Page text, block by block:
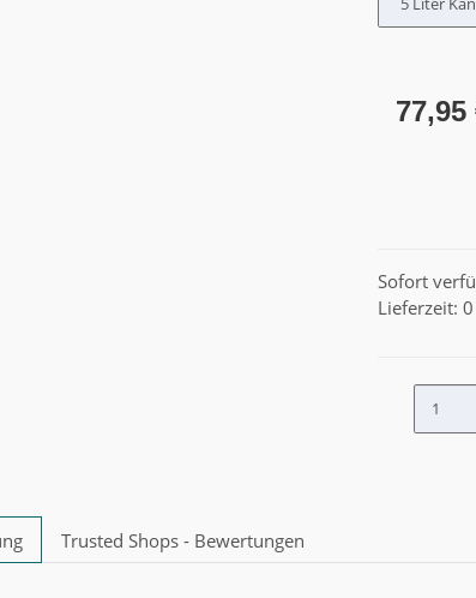
77,95
Sofort
Lieferzeit:
Trusted Shops - Bewertungen